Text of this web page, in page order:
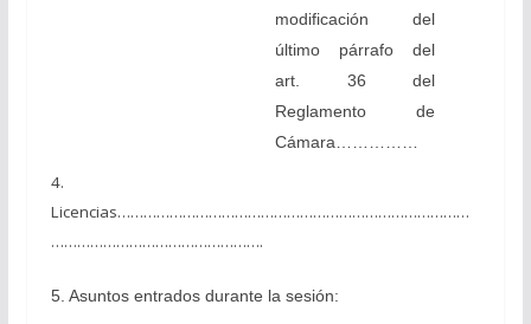
modificación del
último párrafo del
art. 36 del
Reglamento de
Cámara……………
4.
Licencias………………………………………………………………………
………………………………………….
5. Asuntos entrados durante la sesión: